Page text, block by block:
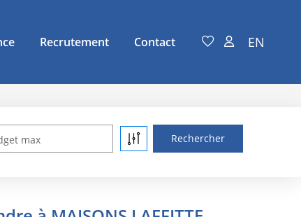
Recrutement Contact EN
max